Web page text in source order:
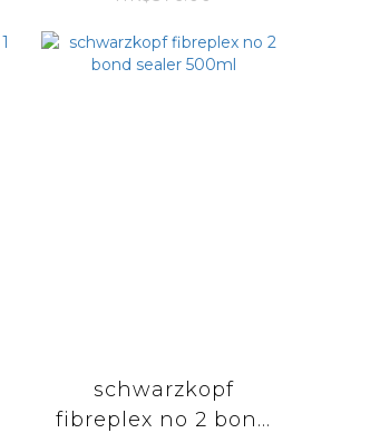
schwarzkopf
fibreplex no 2 bond